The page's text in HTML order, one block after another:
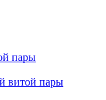
пары
витой пары